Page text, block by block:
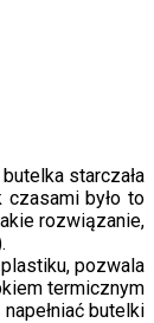
starczała
czasami było to
rozwiązanie,
pozwala
termicznym
butelki